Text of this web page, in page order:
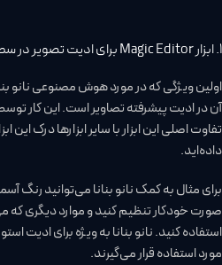
1. ابزار Magic Editor برای ادیت تصویر در سطح حرفه‌ای
اولین ویژگی که در مورد هوش مصنوعی نانو
تفاوت اصلی این ابزار با سایر ابزارها درک این
داده‌اید.
برای مثال به کمک نانو بنانا می‌توانید رنگ
صورت خودکار تنظیم کنید و موارد دیگری که
استفاده کنید. نانو بنانا به ویژه برای ادیت
مورد استفاده قرار می‌گیرند.